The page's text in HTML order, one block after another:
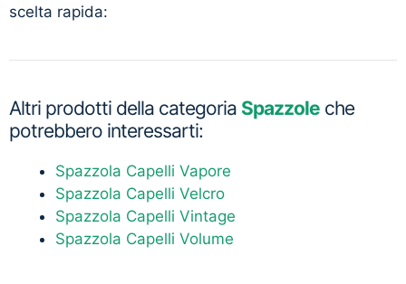
scelta rapida:
Altri prodotti della categoria Spazzole che
potrebbero interessarti:
Spazzola Capelli Vapore
Spazzola Capelli Velcro
Spazzola Capelli Vintage
Spazzola Capelli Volume